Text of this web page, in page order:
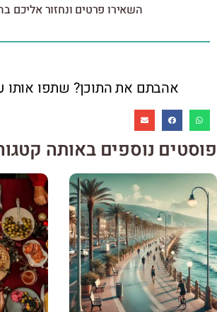
השאירו פרטים ונחזור אליכם
אהבתם את התוכן? שתפו אותו
פוסטים נוספים באותה